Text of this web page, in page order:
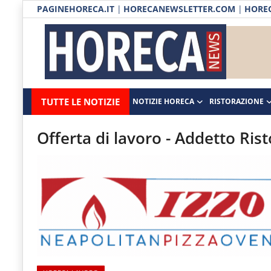
PAGINEHORECA.IT | HORECANEWSLETTER.COM |
Horecanews.it
-
Notizie
Horeca
Il
del
canale
Horeca
e
del
TUTTE LE NOTIZIE NOTIZIE HORECA RISTORAZIONE
Notizie HORECA
Ristorazione
Ospitalità
Prodotti | Dispensa Horeca
Eventi
RUBRICHE
Offerta di lavoro - Addetto